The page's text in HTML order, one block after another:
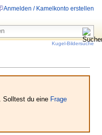
Solltest du eine Frage
Anmelden / Kamelkonto erstellen
Kugel-Bildersuche